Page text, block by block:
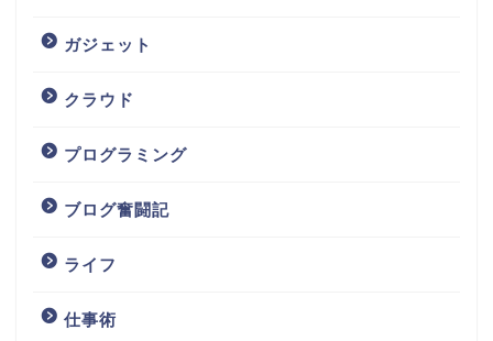
ガジェット
クラウド
プログラミング
ブログ奮闘記
ライフ
仕事術